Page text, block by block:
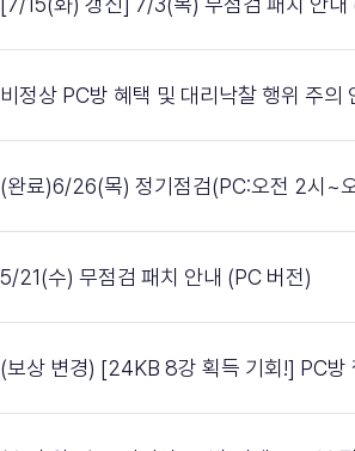
비정상 PC방 혜택 및 대리낙찰 행위 주의
(완료)6/26(목) 정기점검(PC:오전 2시~
5/21(수) 무점검 패치 안내 (PC 버전)
(보상 변경) [24KB 8강 획득 기회!] PC방